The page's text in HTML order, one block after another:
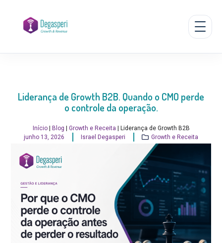
Abrir
Liderança de Growth B2B. Quando o CMO perde
o controle da operação.
Início| Blog Growth e Receita
Liderança de Growth B2B
junho 13, 2026
Israel Degasperi Growth e Receita